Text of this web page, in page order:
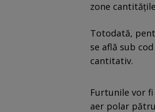
zone
Totodată,
se află sub
cantitativ.
Furtunile vor
aer polar